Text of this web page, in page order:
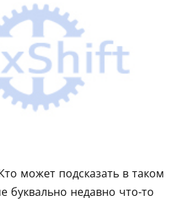
может подсказать в таком
буквально недавно что-то